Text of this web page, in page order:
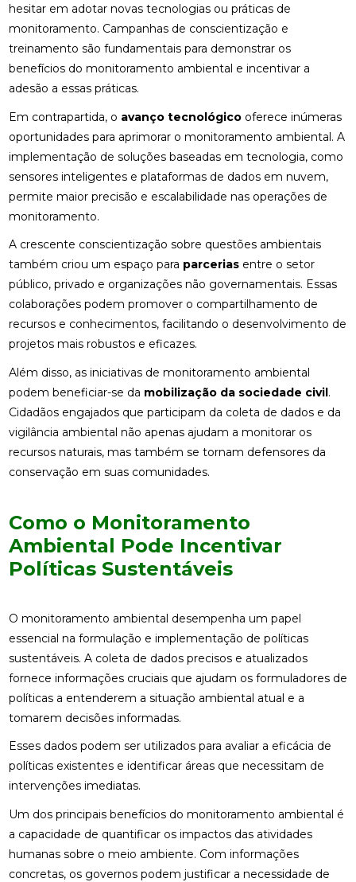
hesitar em adotar novas tecnologias ou práticas de
monitoramento. Campanhas de conscientização e
treinamento são fundamentais para demonstrar os
benefícios do monitoramento ambiental e incentivar a
adesão a essas práticas.
Em contrapartida, o avanço tecnológicooferece inúmeras
oportunidades para aprimorar o monitoramento ambiental. A
implementação de soluções baseadas em tecnologia, como
sensores inteligentes e plataformas de dados em nuvem,
permite maior precisão e escalabilidade nas operações de
monitoramento.
A crescente conscientização sobre questões ambientais
também criou um espaço para parceriasentre o setor
público, privado e organizações não governamentais. Essas
colaborações podem promover o compartilhamento de
recursos e conhecimentos, facilitando o desenvolvimento de
projetos mais robustos e eficazes.
Além disso, as iniciativas de monitoramento ambiental
podem beneficiar-se da mobilização da sociedade civil.
Cidadãos engajados que participam da coleta de dados e da
vigilância ambiental não apenas ajudam a monitorar os
recursos naturais, mas também se tornam defensores da
conservação em suas comunidades.
Como o Monitoramento
Ambiental Pode Incentivar
Políticas Sustentáveis
O monitoramento ambiental desempenha um papel
essencial na formulação e implementação de políticas
sustentáveis. A coleta de dados precisos e atualizados
fornece informações cruciais que ajudam os formuladores de
políticas a entenderem a situação ambiental atual e a
tomarem decisões informadas.
Esses dados podem ser utilizados para avaliar a eficácia de
políticas existentes e identificar áreas que necessitam de
intervenções imediatas.
Um dos principais benefícios do monitoramento ambiental é
a capacidade de quantificar os impactos das atividades
humanas sobre o meio ambiente. Com informações
concretas, os governos podem justificar a necessidade de